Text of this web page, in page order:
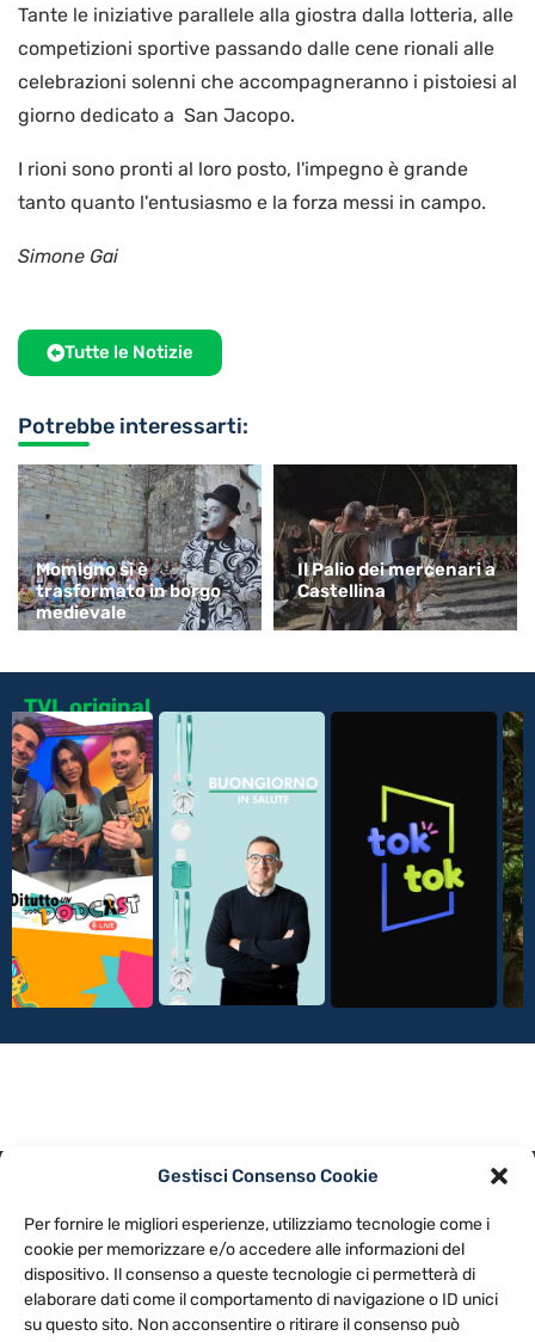
Gestisci Consenso Cookie
Per fornire le migliori esperienze, utilizziamo tecnologie come i
cookie per memorizzare e/o accedere alle informazioni del
dispositivo. Il consenso a queste tecnologie ci permetterà di
elaborare dati come il comportamento di navigazione o ID unici
su questo sito. Non acconsentire o ritirare il consenso può
Tante le iniziative parallele alla giostra dalla lotteria, alle
competizioni sportive passando dalle cene rionali alle
celebrazioni solenni che accompagneranno i pistoiesi al
giorno dedicato a San Jacopo.
I rioni sono pronti al loro posto, l'impegno è grande
tanto quanto l'entusiasmo e la forza messi in campo.
Simone Gai
Tutte le Notizie
Potrebbe interessarti:
Momigno si è
trasformato in borgo
medievale
Il Palio dei mercenari a
Castellina
TVL original
NOTE LEGALI
CONTATTACI PREFERENZE
TV LIBERA S.P.A.
Via Monteleonese 95/21 – 51100 Pistoia (PT)
Tel. 0573.9136 / Fax 0573.913615